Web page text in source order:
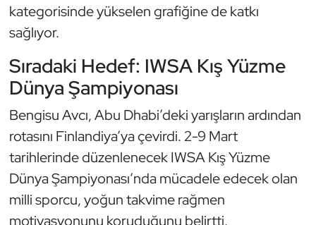
kategorisinde yükselen grafiğine de katkı
sağlıyor.
Sıradaki Hedef: IWSA Kış Yüzme
Dünya Şampiyonası
Bengisu Avcı, Abu Dhabi’deki yarışların ardından
rotasını Finlandiya’ya çevirdi. 2-9 Mart
tarihlerinde düzenlenecek IWSA Kış Yüzme
Dünya Şampiyonası’nda mücadele edecek olan
milli sporcu, yoğun takvime rağmen
motivasyonunu koruduğunu belirtti.
Ragbi
Satranç
Su Topu
Sualtı Sporları
Tekvando
Tenis